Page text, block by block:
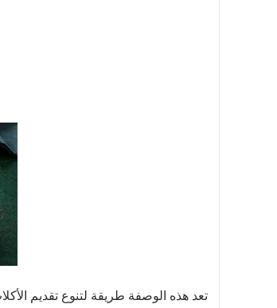
تعد هذه الوصفة طريقة لتنوع تقديم